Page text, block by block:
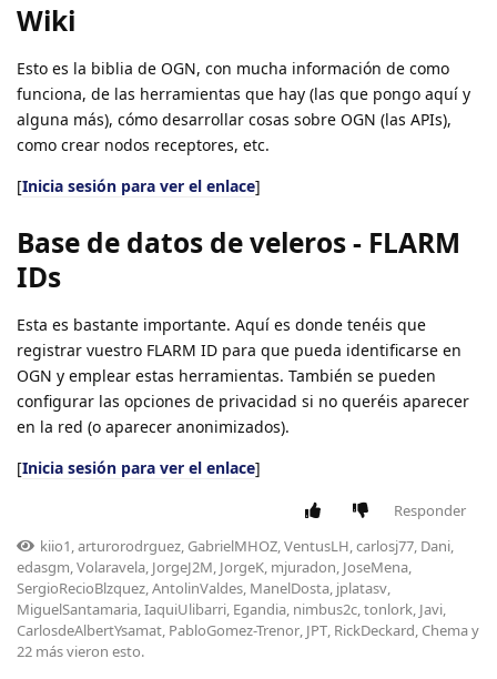
Wiki
Esto es la biblia de OGN, con mucha información de como
funciona, de las herramientas que hay (las que pongo aquí y
alguna más), cómo desarrollar cosas sobre OGN (las APIs),
como crear nodos receptores, etc.
[Inicia sesión para ver el enlace]
Base de datos de veleros - FLARM
IDs
Esta es bastante importante. Aquí es donde tenéis que
registrar vuestro FLARM ID para que pueda identificarse en
OGN y emplear estas herramientas. También se pueden
configurar las opciones de privacidad si no queréis aparecer
en la red (o aparecer anonimizados).
[Inicia sesión para ver el enlace]
Responder
kiio1,arturorodrguez, GabrielMHOZ,VentusLH,carlosj77, Dani,
edasgm,Volaravela, JorgeJ2M, JorgeK, mjuradon, JoseMena,
SergioRecioBlzquez,AntolinValdes, ManelDosta, jplatasv,
MiguelSantamaria,IaquiUlibarri, Egandia, nimbus2c,tonlork, Javi,
CarlosdeAlbertYsamat, PabloGomez-Trenor, JPT, RickDeckard, Chemay
22 másvieron esto.